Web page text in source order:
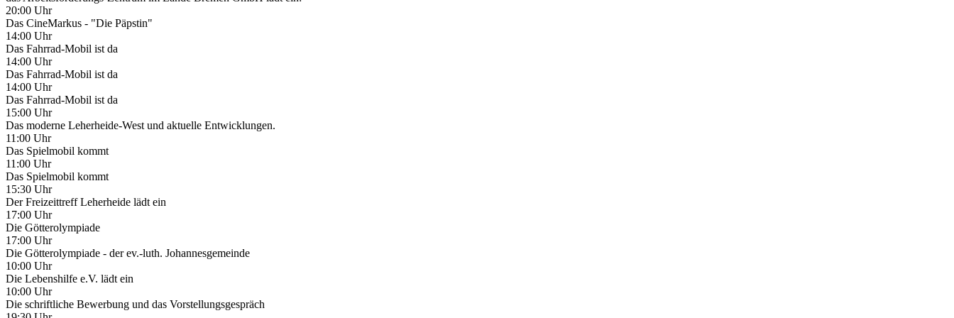
20:00 Uhr
Das CineMarkus - "Die Päpstin"
14:00 Uhr
Das Fahrrad-Mobil ist da
14:00 Uhr
Das Fahrrad-Mobil ist da
14:00 Uhr
Das Fahrrad-Mobil ist da
15:00 Uhr
Das moderne Leherheide-West und aktuelle Entwicklungen.
11:00 Uhr
Das Spielmobil kommt
11:00 Uhr
Das Spielmobil kommt
15:30 Uhr
Der Freizeittreff Leherheide lädt ein
17:00 Uhr
Die Götterolympiade
17:00 Uhr
Die Götterolympiade - der ev.-luth. Johannesgemeinde
10:00 Uhr
Die Lebenshilfe e.V. lädt ein
10:00 Uhr
Die schriftliche Bewerbung und das Vorstellungsgespräch